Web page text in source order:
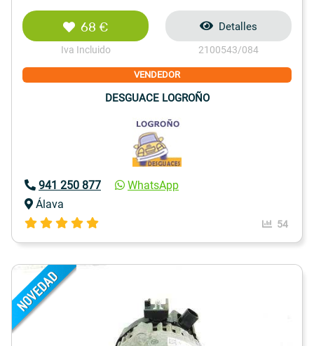
68 €
Iva Incluido
Detalles
2100543/084
VENDEDOR
DESGUACE LOGROÑO
941 250 877
WhatsApp
Álava
54